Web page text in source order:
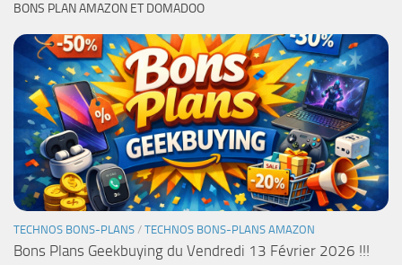
BONS PLAN AMAZON ET DOMADOO
TECHNOS BONS-PLANS / TECHNOS BONS-PLANS AMAZON
Bons Plans Geekbuying du Vendredi 13 Février 2026 !!!